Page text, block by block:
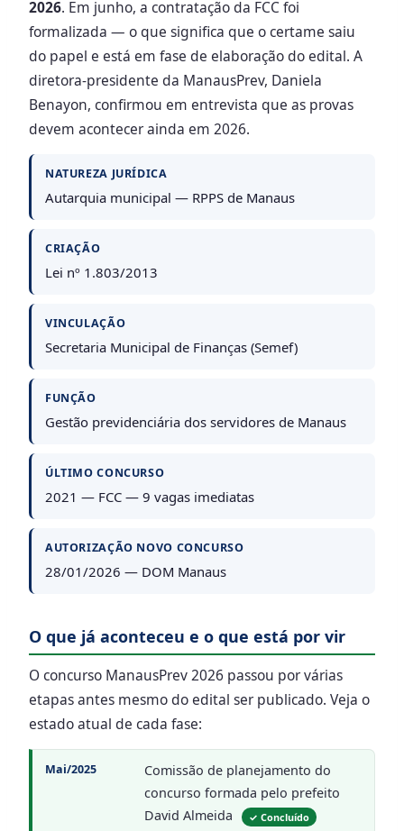
2026. Em junho, a contratação da FCC foi
formalizada — o que significa que o certame saiu
do papel e está em fase de elaboração do edital. A
diretora-presidente da ManausPrev, Daniela
Benayon, confirmou em entrevista que as provas
devem acontecer ainda em 2026.
NATUREZA JURÍDICA
Autarquia municipal — RPPS de Manaus
CRIAÇÃO
Lei nº 1.803/2013
VINCULAÇÃO
Secretaria Municipal de Finanças (Semef)
FUNÇÃO
Gestão previdenciária dos servidores de Manaus
ÚLTIMO CONCURSO
2021 — FCC — 9 vagas imediatas
AUTORIZAÇÃO NOVO CONCURSO
28/01/2026 — DOM Manaus
O que já aconteceu e o que está por vir
O concurso ManausPrev 2026 passou por várias
etapas antes mesmo do edital ser publicado. Veja o
estado atual de cada fase:
Mai/2025
Comissão de planejamento do
concurso formada pelo prefeito
David Almeida
✓ Concluído